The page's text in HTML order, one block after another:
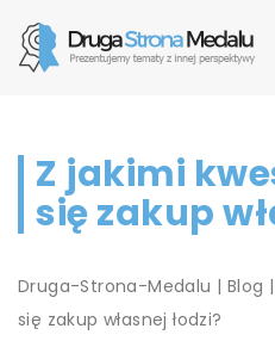
Z jakimi
się zakup
Druga-Strona-Medalu | Blog |
się zakup własnej łodzi?